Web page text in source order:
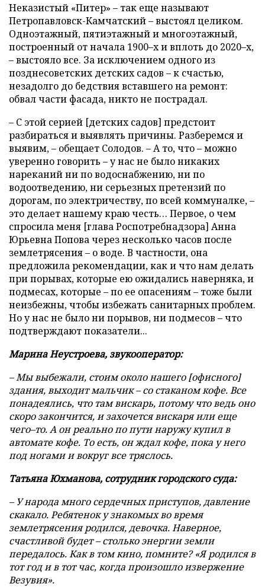
Неказистый «Питер» – так еще называют
Петропавловск-Камчатский – выстоял целиком.
Одноэтажный, пятиэтажный и многоэтажный,
построенный от начала 1900–х и вплоть до 2020–х,
– выстояло все. За исключением одного из
позднесоветских детских садов – к счастью,
незадолго до бедствия вставшего на ремонт:
обвал части фасада, никто не пострадал.
– С этой серией [детских садов] предстоит
разбираться и выявлять причины. Разберемся и
выявим, – обещает Солодов. – А то, что – можно
уверенно говорить – у нас не было никаких
нареканий ни по водоснабжению, ни по
водоотведению, ни серьезных претензий по
дорогам, по электричеству, по всей коммуналке, –
это делает нашему краю честь… Первое, о чем
спросила меня [глава Роспотребнадзора] Анна
Юрьевна Попова через несколько часов после
землетрясения – о воде. В частности, она
предложила рекомендации, как и что нам делать
при порывах, которые ею ожидались наверняка, и
подмесах, которые – по ее опасениям – тоже были
неизбежны, чтобы избежать санитарных проблем.
Но у нас не было ни порывов, ни подмесов – что
подтверждают показатели...
Марина Неустроева, звукооператор:
– Мы выбежали, стоим около нашего [офисного]
здания, выходит мальчик – со стаканом кофе. Все
понадеялись, что там вискарь, потому что ведь оно
скоро закончится, и захочется вискаря или еще
чего–то. А он реально по пути наружу купил в
автомате кофе. То есть, он ждал кофе, пока у него
под ногами и вокруг все тряслось.
Татьяна Юхманова, сотрудник городского суда:
– У народа много сердечных приступов, давление
скакало. Ребятенок у знакомых во время
землетрясения родился, девочка. Наверное,
счастливой будет – столько энергии земли
передалось. Как в том кино, помните? «Я родился в
тот год и в тот час, когда произошло извержение
Везувия».